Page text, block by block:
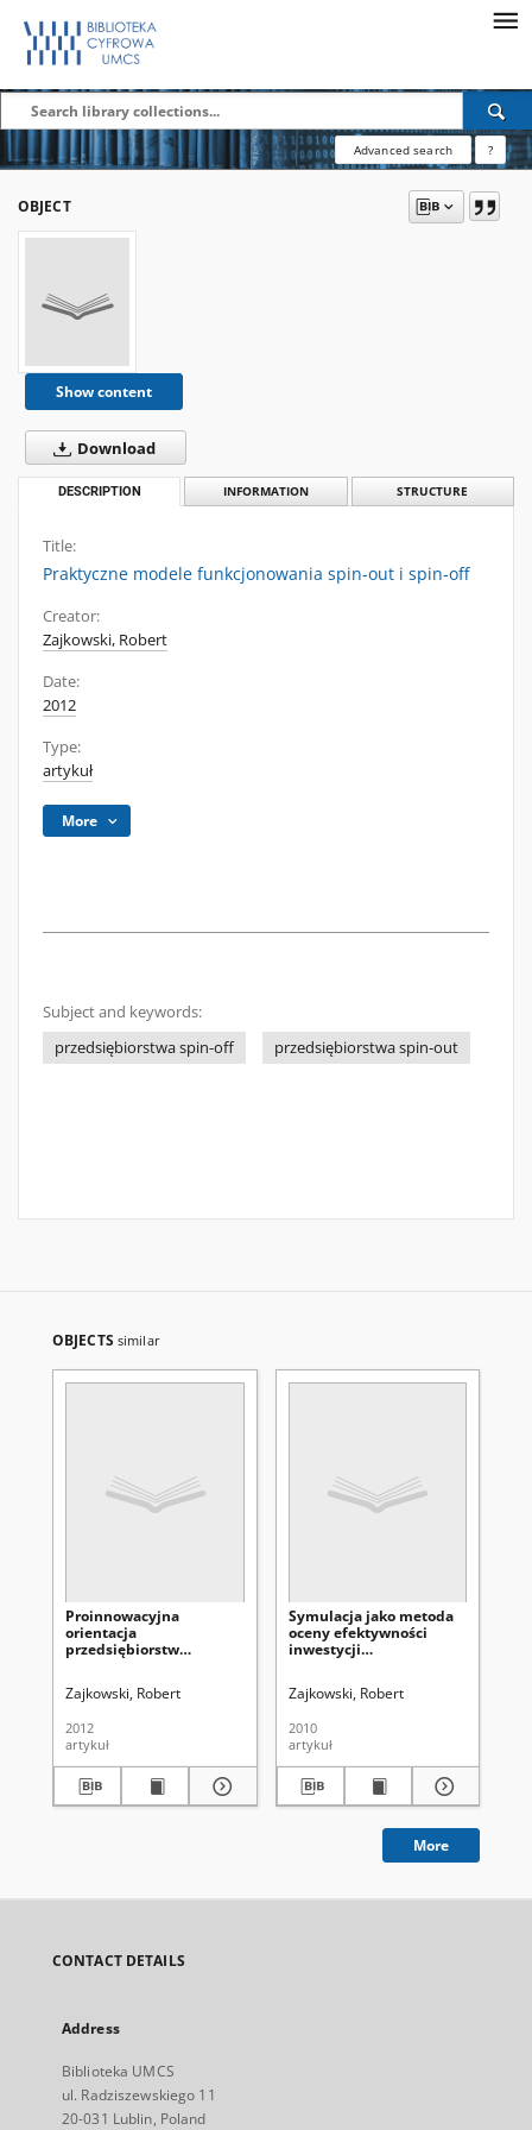
Advanced search ?
OBJECT
Show content
Download
DESCRIPTION INFORMATION STRUCTURE
Title:
Praktyczne modele funkcjonowania spin-out i spin-off
Creator:
Zajkowski, Robert
Date:
2012
Type:
artykuł
More
Subject and keywords:
przedsiębiorstwa spin-off
przedsiębiorstwa spin-out
OBJECTS similar
Proinnowacyjna
orientacja
przedsiębiorstw
- analiza porównawcza
Zajkowski, Robert
2012
artykuł
Symulacja jako metoda
oceny efektywności
inwestycji
Zajkowski, Robert
2010
artykuł
More
CONTACT DETAILS
Address
Biblioteka UMCS
ul. Radziszewskiego 11
20-031 Lublin, Poland